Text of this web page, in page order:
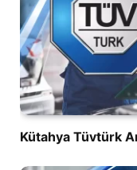
Kütahya Tüvtürk